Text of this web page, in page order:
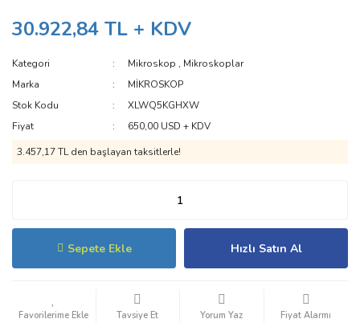
30.922,84 TL + KDV
Kategori Mikroskop , Mikroskoplar
Marka
MİKROSKOP
Stok Kodu
XLWQ5KGHXW
Fiyat
650,00 USD + KDV
3.457,17 TL den başlayan taksitlerle!
Sepete Ekle Hızlı Satın Al
Tavsiye Et Yorum Yaz Fiyat Alarmı